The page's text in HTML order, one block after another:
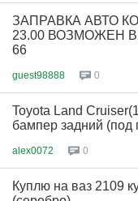
ЗАПРАВКА АВТО
23.00 ВОЗМОЖЕН
66
guest98888 0
Toyota Land
бампер задний (под
alex0072 0
Куплю на ваз 2109